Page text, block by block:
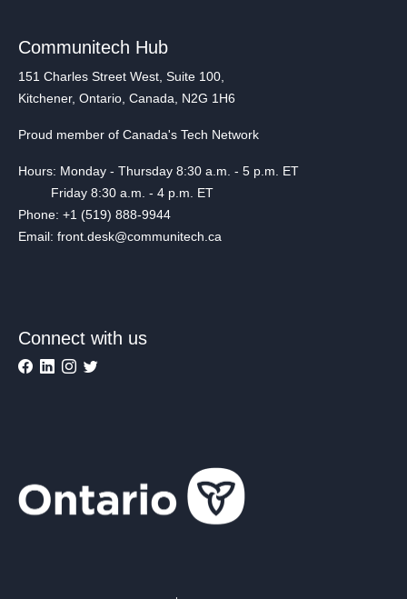
Communitech Hub
151 Charles Street West, Suite 100,
Kitchener, Ontario, Canada, N2G 1H6
Proud member of Canada's Tech Network
Hours: Monday - Thursday 8:30 a.m. - 5 p.m. ET
Friday 8:30 a.m. - 4 p.m. ET
Phone: +1 (519) 888-9944
Email: front.desk@communitech.ca
Connect with us